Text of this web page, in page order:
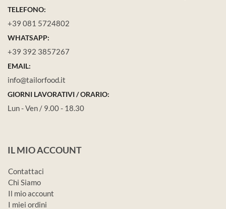
TELEFONO:
+39 081 5724802
WHATSAPP:
+39 392 3857267
EMAIL:
info@tailorfood.it
GIORNI LAVORATIVI / ORARIO:
Lun - Ven / 9.00 - 18.30
IL MIO ACCOUNT
Contattaci
Chi Siamo
Il mio account
I miei ordini